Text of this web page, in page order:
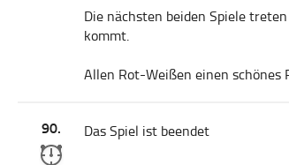
Die nächsten beiden Spiele
kommt.
Allen Rot-Weißen einen schönes
90. Das Spiel ist beendet